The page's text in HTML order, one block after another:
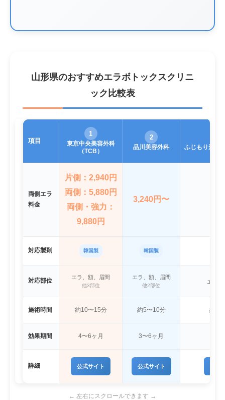
山形県のおすすめエラボトックスクリニ
ック比較表
項目
1
東京中央美容外科
（TCB）
2
品川美容外科 ふじもり形成
両側エラ
料金
片側：2,940円
両側：5,880円
両側・強力：
9,880円
3,240円〜
対応製剤 韓国製 韓国製
対応部位 エラ、額、眉間
他3部位
エラ、額、眉間
他2部位
エラ
施術時間 約10〜15分 約5〜10分 約5
効果期間 4〜6ヶ月 3〜6ヶ月
詳細 公式サイト 公式サイト
← 左右にスクロールできます →